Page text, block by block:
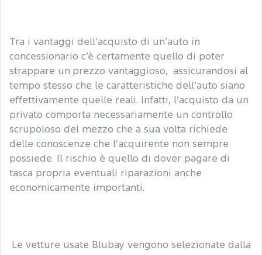
Tra i vantaggi dell’acquisto di un’auto in
concessionario c’è certamente quello di poter
strappare un prezzo vantaggioso, assicurandosi al
tempo stesso che le caratteristiche dell’auto siano
effettivamente quelle reali. Infatti, l’acquisto da un
privato comporta necessariamente un controllo
scrupoloso del mezzo che a sua volta richiede
delle conoscenze che l’acquirente non sempre
possiede. Il rischio è quello di dover pagare di
tasca propria eventuali riparazioni anche
economicamente importanti.
Le vetture usate Blubay vengono selezionate dalla